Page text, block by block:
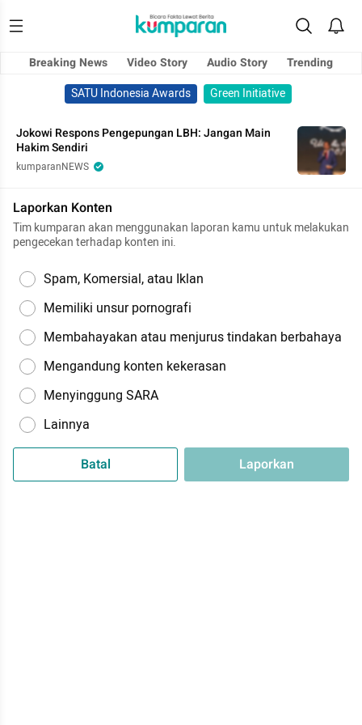
Breaking News Video Story Audio Story
Trending
SATU Indonesia Awards
Green Initiative
Jokowi Respons Pengepungan LBH: Jangan Main
Hakim Sendiri
kumparanNEWS
Laporkan Konten
Tim kumparan akan menggunakan laporan kamu untuk melakukan
pengecekan terhadap konten ini.
Spam, Komersial, atau Iklan
Memiliki unsur pornografi
Membahayakan atau menjurus tindakan berbahaya
Mengandung konten kekerasan
Menyinggung SARA
Lainnya
Batal Laporkan